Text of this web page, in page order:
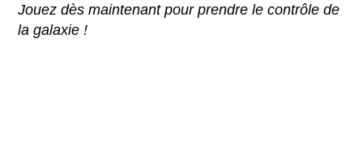
Jouez dès maintenant pour prendre le contrôle de
la galaxie !